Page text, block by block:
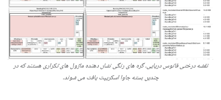
نقشه درختی فانوس دریایی. گره های رنگی نشان دهنده ماژول های تکراری هستند که در
چندین بسته جاوا اسکریپت یافت می شوند.